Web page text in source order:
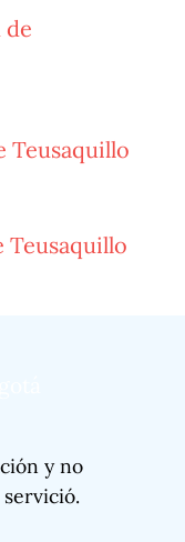
de
Teusaquillo
Teusaquillo
y no